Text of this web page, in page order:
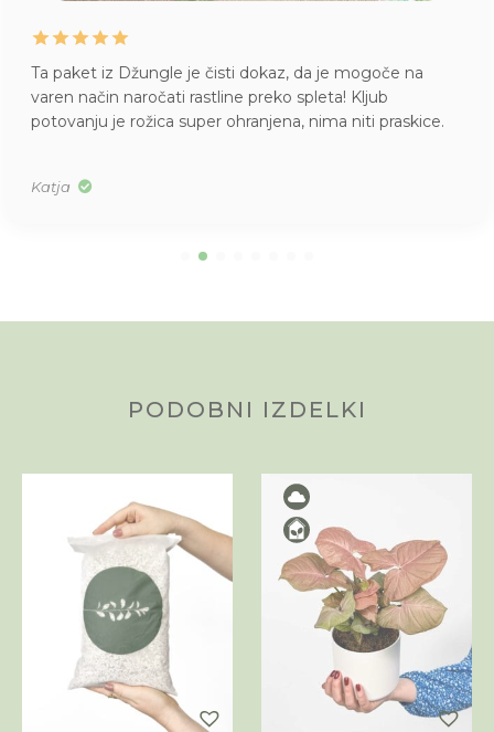
Ta paket iz Džungle je čisti dokaz, da je mogoče na
varen način naročati rastline preko spleta! Kljub
potovanju je rožica super ohranjena, nima niti praskice.
Katja
PODOBNI IZDELKI